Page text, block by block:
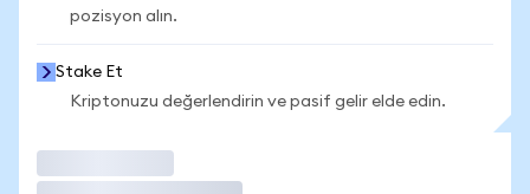
pozisyon alın.
Stake Et
Kriptonuzu değerlendirin ve pasif gelir elde edin.